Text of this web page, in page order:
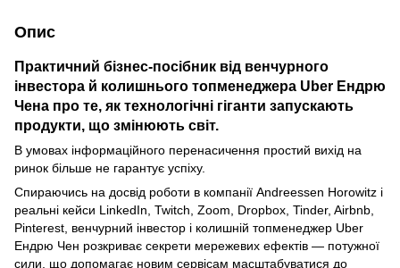
Опис
Практичний бізнес-посібник від венчурного
інвестора й колишнього топменеджера Uber Ендрю
Чена про те, як технологічні гіганти запускають
продукти, що змінюють світ.
В умовах інформаційного перенасичення простий вихід на
ринок більше не гарантує успіху.
Спираючись на досвід роботи в компанії Andreessen Horowitz і
реальні кейси LinkedIn, Twitch, Zoom, Dropbox, Tinder, Airbnb,
Pinterest, венчурний інвестор і колишній топменеджер Uber
Ендрю Чен розкриває секрети мережевих ефектів — потужної
сили, що допомагає новим сервісам масштабуватися до